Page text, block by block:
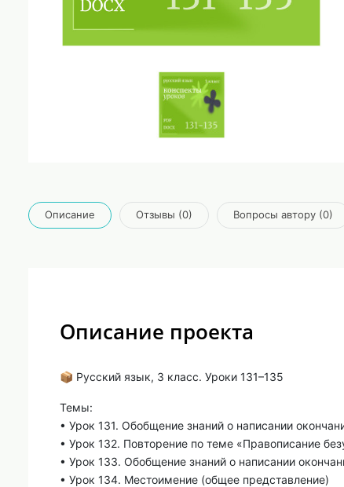
Описание Отзывы (0) Вопросы автору (0)
Описание проекта
📦 Русский язык, 3 класс. Уроки 131–135
Темы:
• Урок 131. Обобщение знаний о написании
• Урок 132. Повторение по теме «Правописание
• Урок 133. Обобщение знаний о написании
• Урок 134. Местоимение (общее представление)